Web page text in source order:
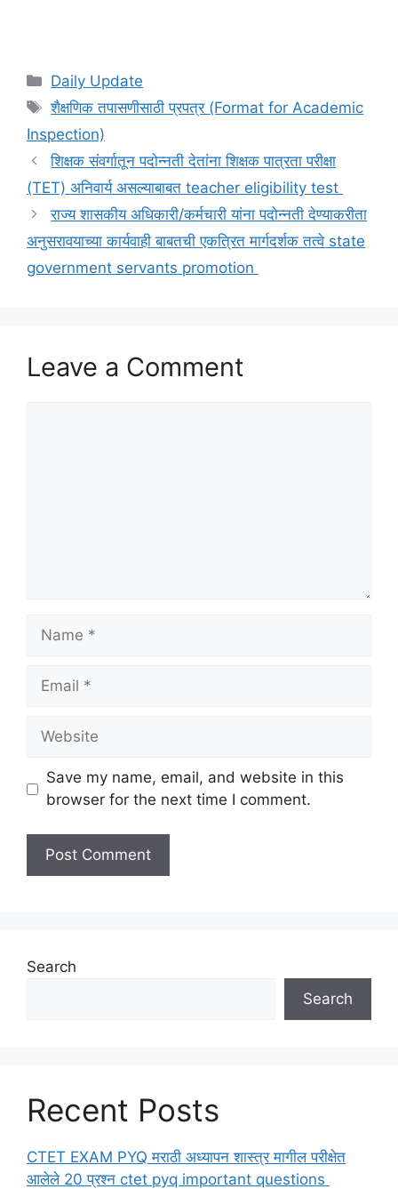
Categories
Daily Update
Tags
शैक्षणिक तपासणीसाठी प्रपत्र (Format for Academic
Inspection)
शिक्षक संवर्गातून पदोन्नती देतांना शिक्षक पात्रता परीक्षा
(TET) अनिवार्य असल्याबाबत teacher eligibility test
राज्य शासकीय अधिकारी/कर्मचारी यांना पदोन्नती देण्याकरीता
अनुसरावयाच्या कार्यवाही बाबतची एकत्रित मार्गदर्शक तत्वे state
government servants promotion
Leave a Comment
Name
Email
Website
Save my name, email, and website in this
browser for the next time I comment.
Search
Search
Recent Posts
CTET EXAM PYQ मराठी अध्यापन शास्त्र मागील परीक्षेत
आलेले 20 प्रश्न ctet pyq important questions